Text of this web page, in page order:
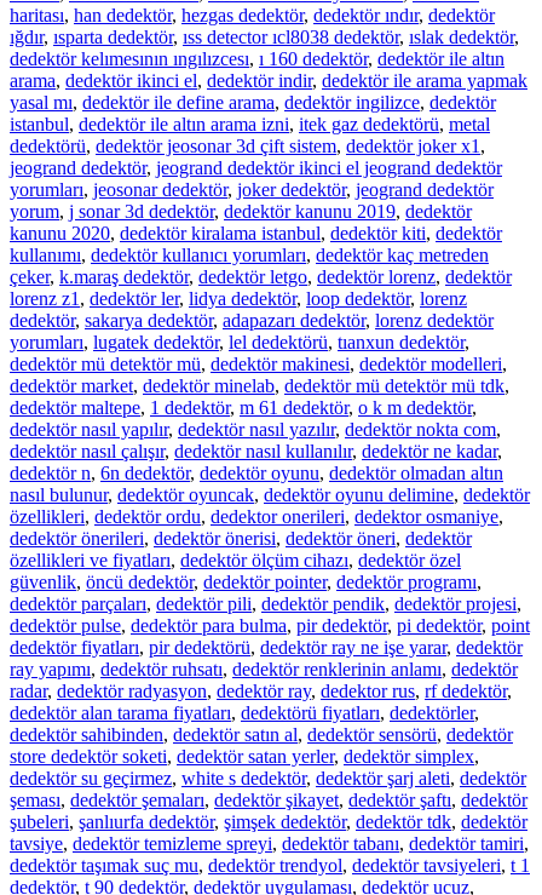
haritası, han dedektör, hezgas dedektör, dedektör ındır, dedektör
ığdır, ısparta dedektör, ıss detector ıcl8038 dedektör, ıslak dedektör,
dedektör kelımesının ıngılızcesı, ı 160 dedektör, dedektör ile altın
arama, dedektör ikinci el, dedektör indir, dedektör ile arama yapmak
yasal mı, dedektör ile define arama, dedektör ingilizce, dedektör
istanbul, dedektör ile altın arama izni, itek gaz dedektörü, metal
dedektörü, dedektör jeosonar 3d çift sistem, dedektör joker x1 ,
jeogrand dedektör, jeogrand dedektör ikinci el jeogrand dedektör
yorumları, jeosonar dedektör, joker dedektör, jeogrand dedektör
yorum, j sonar 3d dedektör, dedektör kanunu 2019, dedektör
kanunu 2020, dedektör kiralama istanbul, dedektör kiti, dedektör
kullanımı, dedektör kullanıcı yorumları, dedektör kaç metreden
çeker, k.maraş dedektör, dedektör letgo, dedektör lorenz, dedektör
lorenz z1 , dedektör ler, lidya dedektör, loop dedektör, lorenz
dedektör, sakarya dedektör, adapazarı dedektör, lorenz dedektör
yorumları, lugatek dedektör, lel dedektörü, tıanxun dedektör,
dedektör mü detektör mü, dedektör makinesi, dedektör modelleri,
dedektör market, dedektör minelab, dedektör mü detektör mü tdk,
dedektör maltepe, 1 dedektör, m 61 dedektör, o k m dedektör,
dedektör nasıl yapılır, dedektör nasıl yazılır, dedektör nokta com,
dedektör nasıl çalışır, dedektör nasıl kullanılır, dedektör ne kadar,
dedektör n, 6n dedektör, dedektör oyunu, dedektör olmadan altın
nasıl bulunur, dedektör oyuncak, dedektör oyunu delimine, dedektör
özellikleri, dedektör ordu, dedektor onerileri, dedektor osmaniye,
dedektör önerileri, dedektör önerisi, dedektör öneri, dedektör
özellikleri ve fiyatları, dedektör ölçüm cihazı, dedektör özel
güvenlik, öncü dedektör, dedektör pointer, dedektör programı,
dedektör parçaları, dedektör pili, dedektör pendik, dedektör projesi,
dedektör pulse, dedektör para bulma, pir dedektör, pi dedektör, point
dedektör fiyatları, pir dedektörü, dedektör ray ne işe yarar, dedektör
ray yapımı, dedektör ruhsatı, dedektör renklerinin anlamı, dedektör
radar, dedektör radyasyon, dedektör ray, dedektor rus, rf dedektör,
dedektör alan tarama fiyatları, dedektörü fiyatları, dedektörler,
dedektör sahibinden, dedektör satın al, dedektör sensörü, dedektör
store dedektör soketi, dedektör satan yerler, dedektör simplex,
dedektör su geçirmez, white s dedektör, dedektör şarj aleti, dedektör
şeması, dedektör şemaları, dedektör şikayet, dedektör şaftı, dedektör
şubeleri, şanlıurfa dedektör, şimşek dedektör, dedektör tdk, dedektör
tavsiye, dedektör temizleme spreyi, dedektör tabanı, dedektör tamiri,
dedektör taşımak suç mu, dedektör trendyol, dedektör tavsiyeleri, t 1
dedektör, t 90 dedektör, dedektör uygulaması, dedektör ucuz,